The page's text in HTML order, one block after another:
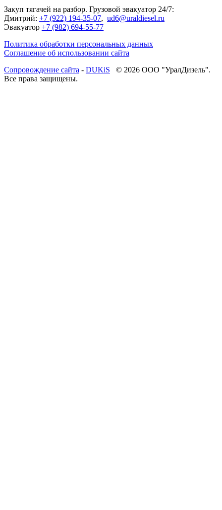
Закуп тягачей на разбор. Грузовой эвакуатор 24/7:
Дмитрий: +7 (922) 194-35-07, ud6@uraldiesel.ru
Эвакуатор +7 (982) 694-55-77
Политика обработки персональных данных
Соглашение об использовании сайта
Cопровождение сайта - DUKiS © 2026 ООО "УралДизель".
Все права защищены.